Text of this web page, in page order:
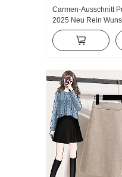
Carmen-Ausschnitt
2025 Neu Rein
Reverskragen
Charme Langarm
Herbst/Winter